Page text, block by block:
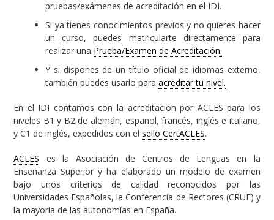
pruebas/exámenes de acreditación en el IDI.
Si ya tienes conocimientos previos y no quieres hacer
un curso, puedes matricularte directamente para
realizar una Prueba/Examen de Acreditación.
Y si dispones de un título oficial de idiomas externo,
también puedes usarlo paraacreditar tu nivel.
En el IDI contamos con la acreditación por ACLES para los
niveles B1 y B2 de alemán, español, francés, inglés e italiano,
y C1 de inglés, expedidos con elsello CertACLES.
ACLES es la Asociación de Centros de Lenguas en la
Enseñanza Superior y ha elaborado un modelo de examen
bajo unos criterios de calidad reconocidos por las
Universidades Españolas, la Conferencia de Rectores (CRUE) y
la mayoría de las autonomías en España.